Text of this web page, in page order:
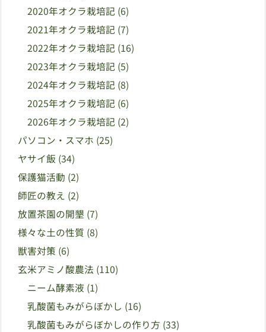
2020年オクラ栽培記 (6)
2021年オクラ栽培記 (7)
2022年オクラ栽培記 (16)
2023年オクラ栽培記 (5)
2024年オクラ栽培記 (8)
2025年オクラ栽培記 (6)
2026年オクラ栽培記 (2)
パソコン・スマホ (25)
ヤサイ飯 (34)
保護猫活動 (2)
師匠の教え (2)
放置茶園の開墾 (7)
様々な土の性質 (8)
獣害対策 (6)
玄米アミノ酸農法 (110)
ニーム酵素液 (1)
乳酸菌もみがらぼかし (16)
乳酸菌もみがらぼかしの作り方 (33)